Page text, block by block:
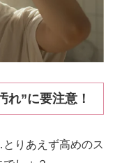
れ”に要注意！
りあえず高めのス